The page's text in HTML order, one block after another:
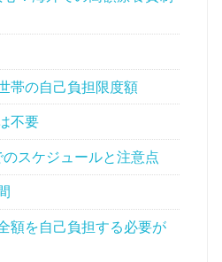
帯の自己負担限度額
不要
スケジュールと注意点
額を自己負担する必要が